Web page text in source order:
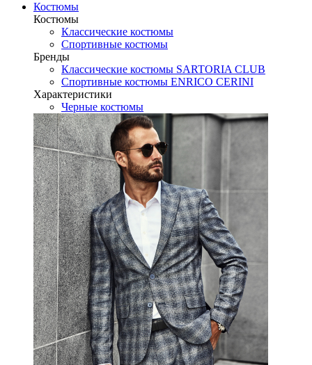
Костюмы
Костюмы
Классические костюмы
Спортивные костюмы
Бренды
Классические костюмы SARTORIA CLUB
Спортивные костюмы ENRICO CERINI
Характеристики
Черные костюмы